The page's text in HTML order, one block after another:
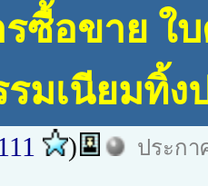
ซื้อขาย ใ
มเนียมทิ้ง
) ประกา